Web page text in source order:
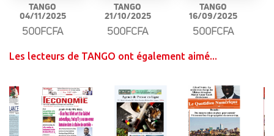
TANGO
04/11/2025
500FCFA
TANGO
21/10/2025
500FCFA
TANGO
16/09/2025
500FCFA
Les lecteurs de TANGO ont également aimé...